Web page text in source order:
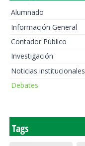
Alumnado
Información General
Contador Público
Investigación
Noticias institucionales
Debates
Tags